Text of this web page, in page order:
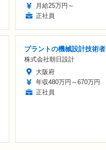
月給25万円～
正社員
プラントの機械設計技術者
株式会社朝日設計
大阪府
年収480万円～670万円
正社員